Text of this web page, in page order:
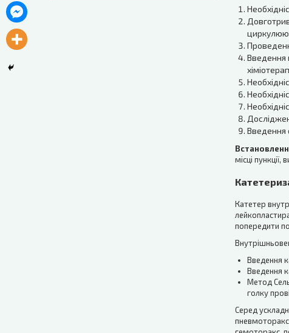
Введення
Введення
місці
Катетер
попередити
Введення
Введення
Метод
голку
Серед